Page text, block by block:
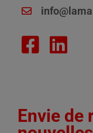
Envie de